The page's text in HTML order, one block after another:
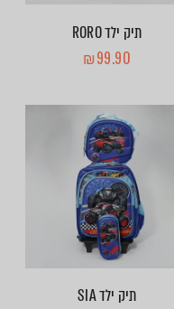
תיק ילד RORO
₪99.90
תיק ילד SIA